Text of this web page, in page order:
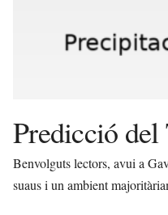
Predicció del
Benvolguts lectors, avui a
suaus i un ambient